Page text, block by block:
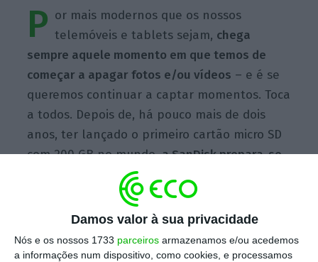
Damos valor à sua privacidade
Nós e os nossos 1733 parceiros armazenamos e/ou acedemos
a informações num dispositivo, como cookies, e processamos
P or mais modernos que os nossos
telemóveis e tablets sejam, chega
sempre aquele momento em que temos de
começar a apagar fotos e/ou vídeos – e é se
queremos continuar a captar momentos. Toca
a todos. Depois de, há pouco mais de dois
anos, ter lançado o primeiro cartão micro SD
com 200 GB no mundo,a SanDisk prepara-se
para subir novamente a fasquia.
empresa especialista em soluções de
armazenamento flash, anunciou o
lançamento de um novo cartão de memória,
com o dobro do espaço – exacto, 400 GB!